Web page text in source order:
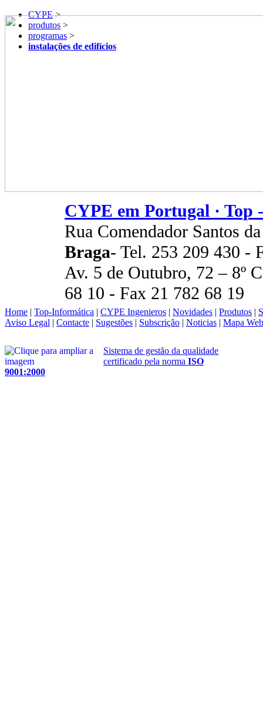
CYPE>
produtos >
programas >
instalações de edifícios
CYPE em Portugal ·
Rua Comendador Santos
Braga- Tel. 253 209 430 -
Av. 5 de Outubro, 72 – 8º
68 10 - Fax 21 782 68 19
Home | Top-Informática | CYPE Ingenieros | Novidades | Produtos |
Aviso Legal | Contacte | Sugestões | Subscrição | Noticias | Mapa Web
Sistema de gestão da qualidade
certificado pela norma ISO
9001:2000